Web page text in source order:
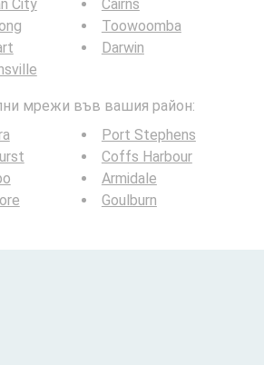
City
Cairns
Toowoomba
Darwin
мрежи във вашия район:
Port Stephens
Coffs Harbour
Armidale
Goulburn